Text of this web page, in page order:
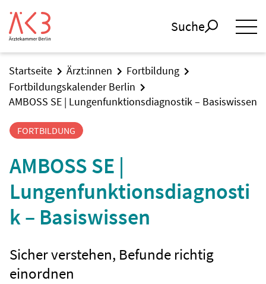
Suche
Startseite Ärzt:innen
Fortbildung
Fortbildungskalender Berlin
AMBOSS SE | Lungenfunktionsdiagnostik – Basiswissen
FORTBILDUNG
AMBOSS SE |
Lungenfunktionsdiagnosti
k – Basiswissen
Sicher verstehen, Befunde richtig
einordnen